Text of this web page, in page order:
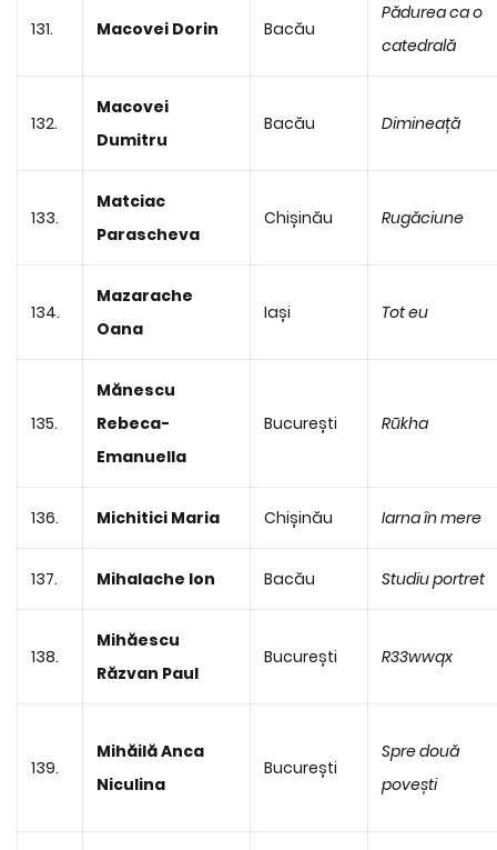
131. Macovei Dorin Bacău
Pădurea ca o
catedrală
132.
Macovei
Dumitru
Bacău Dimineață
133.
Matciac
Parascheva
Chișinău Rugăciune
134.
Mazarache
Oana
Iași Tot eu
135.
Mănescu
Rebeca-
Emanuella
București Rūkha
136. Michitici Maria Chișinău Iarna în mere
137. Mihalache Ion Bacău Studiu portret
138.
Mihăescu
Răzvan Paul
București R33wwqx
139.
Mihăilă Anca
Niculina
București
Spre două
povești